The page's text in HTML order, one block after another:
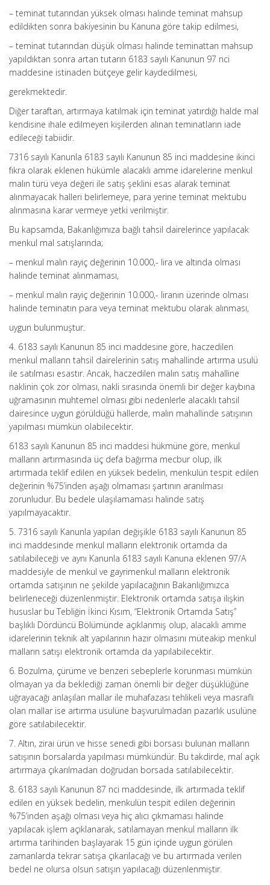
– teminat tutarından yüksek olması halinde teminat mahsup
edildikten sonra bakiyesinin bu Kanuna göre takip edilmesi,
– teminat tutarından düşük olması halinde teminattan mahsup
yapıldıktan sonra artan tutarın 6183 sayılı Kanunun 97 nci
maddesine istinaden bütçeye gelir kaydedilmesi,
gerekmektedir.
Diğer taraftan, artırmaya katılmak için teminat yatırdığı halde mal
kendisine ihale edilmeyen kişilerden alınan teminatların iade
edileceği tabiidir.
7316 sayılı Kanunla 6183 sayılı Kanunun 85 inci maddesine ikinci
fıkra olarak eklenen hükümle alacaklı amme idarelerine menkul
malın türü veya değeri ile satış şeklini esas alarak teminat
alınmayacak halleri belirlemeye, para yerine teminat mektubu
alınmasına karar vermeye yetki verilmiştir.
Bu kapsamda, Bakanlığımıza bağlı tahsil dairelerince yapılacak
menkul mal satışlarında;
– menkul malın rayiç değerinin 10.000,- lira ve altında olması
halinde teminat alınmaması,
– menkul malın rayiç değerinin 10.000,- liranın üzerinde olması
halinde teminatın para veya teminat mektubu olarak alınması,
uygun bulunmuştur.
4. 6183 sayılı Kanunun 85 inci maddesine göre, haczedilen
menkul malların tahsil dairelerinin satış mahallinde artırma usulü
ile satılması esastır. Ancak, haczedilen malın satış mahalline
naklinin çok zor olması, nakli sırasında önemli bir değer kaybına
uğramasının muhtemel olması gibi nedenlerle alacaklı tahsil
dairesince uygun görüldüğü hallerde, malın mahallinde satışının
yapılması mümkün olabilecektir.
6183 sayılı Kanunun 85 inci maddesi hükmüne göre, menkul
malların artırmasında üç defa bağırma mecbur olup, ilk
artırmada teklif edilen en yüksek bedelin, menkulün tespit edilen
değerinin %75’inden aşağı olmaması şartının aranılması
zorunludur. Bu bedele ulaşılamaması halinde satış
yapılmayacaktır.
5. 7316 sayılı Kanunla yapılan değişikle 6183 sayılı Kanunun 85
inci maddesinde menkul malların elektronik ortamda da
satılabileceği ve aynı Kanunla 6183 sayılı Kanuna eklenen 97/A
maddesiyle de menkul ve gayrimenkul malların elektronik
ortamda satışının ne şekilde yapılacağının Bakanlığımızca
belirleneceği düzenlenmiştir. Elektronik ortamda satışa ilişkin
hususlar bu Tebliğin İkinci Kısım, “Elektronik Ortamda Satış”
başlıklı Dördüncü Bölümünde açıklanmış olup, alacaklı amme
idarelerinin teknik alt yapılarının hazır olmasını müteakip menkul
malların satışı elektronik ortamda da yapılabilecektir.
6. Bozulma, çürüme ve benzeri sebeplerle korunması mümkün
olmayan ya da beklediği zaman önemli bir değer düşüklüğüne
uğrayacağı anlaşılan mallar ile muhafazası tehlikeli veya masraflı
olan mallar ise artırma usulüne başvurulmadan pazarlık usulüne
göre satılabilecektir.
7. Altın, zirai ürün ve hisse senedi gibi borsası bulunan malların
satışının borsalarda yapılması mümkündür. Bu takdirde, mal açık
artırmaya çıkarılmadan doğrudan borsada satılabilecektir.
8. 6183 sayılı Kanunun 87 nci maddesinde, ilk artırmada teklif
edilen en yüksek bedelin, menkulün tespit edilen değerinin
%75’inden aşağı olması veya hiç alıcı çıkmaması halinde
yapılacak işlem açıklanarak, satılamayan menkul malların ilk
artırma tarihinden başlayarak 15 gün içinde uygun görülen
zamanlarda tekrar satışa çıkarılacağı ve bu artırmada verilen
bedel ne olursa olsun satışın yapılacağı düzenlenmiştir.